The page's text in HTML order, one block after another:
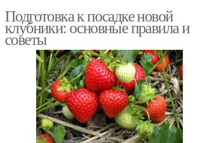
Подготовка к посадке новой
клубники: основные правила и
советы